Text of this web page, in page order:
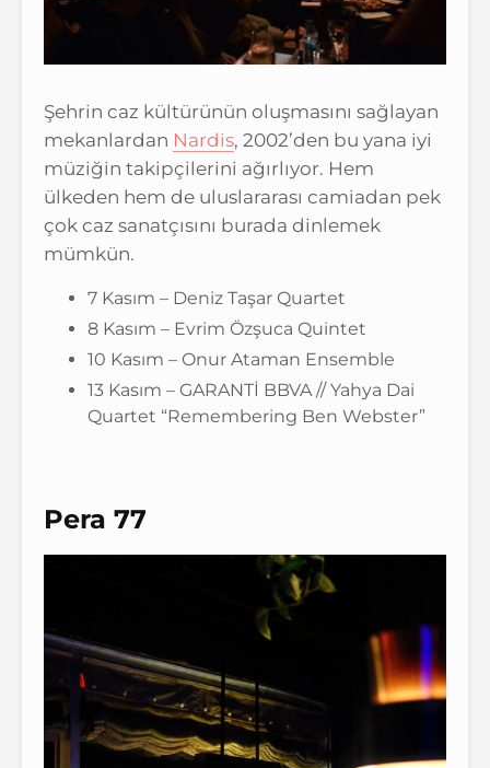
Şehrin caz kültürünün oluşmasını sağlayan
mekanlardan Nardis, 2002’den bu yana iyi
müziğin takipçilerini ağırlıyor. Hem
ülkeden hem de uluslararası camiadan pek
çok caz sanatçısını burada dinlemek
mümkün.
7 Kasım – Deniz Taşar Quartet
8 Kasım – Evrim Özşuca Quintet
10 Kasım – Onur Ataman Ensemble
13 Kasım – GARANTİ BBVA // Yahya Dai
Quartet “Remembering Ben Webster”
Pera 77